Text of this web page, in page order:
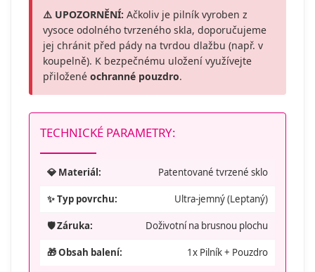
⚠️ UPOZORNĚNÍ: Ačkoliv je pilník vyroben z
vysoce odolného tvrzeného skla, doporučujeme
jej chránit před pády na tvrdou dlažbu (např. v
koupelně). K bezpečnému uložení využívejte
přiložené ochranné pouzdro.
TECHNICKÉ PARAMETRY:
💎 Materiál: Patentované tvrzené sklo
✨ Typ povrchu: Ultra-jemný (Leptaný)
🛡️ Záruka: Doživotní na brusnou plochu
🎁 Obsah balení: 1x Pilník + Pouzdro